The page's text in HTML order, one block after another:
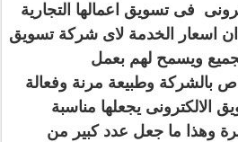
فىتسويق اعمالها التجارية
ان اسعار الخدمة لاى شركة تسويق
ويسمح لهم بعمل
وطبيعة مرنة وفعالة
الالكترونى يجعلها مناسبة
وهذا ما جعل عدد كبير من